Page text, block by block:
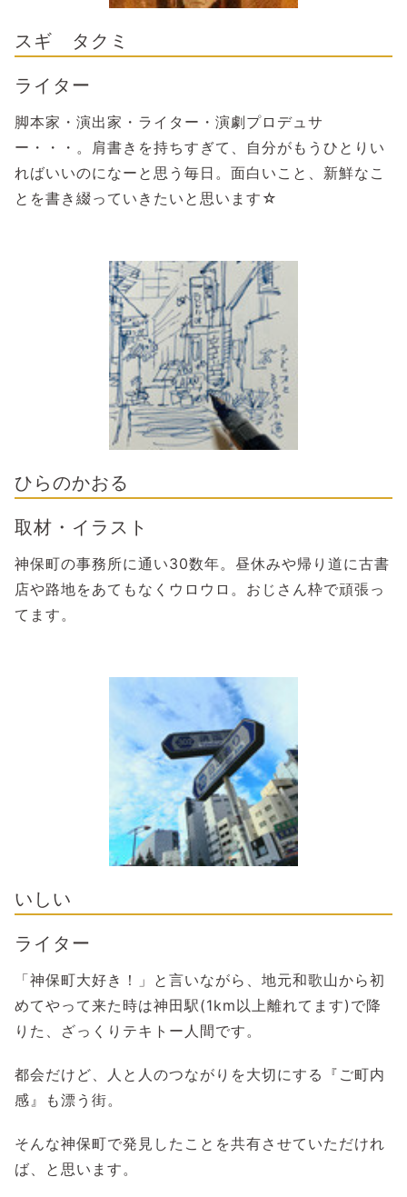
スギ タクミ
ライター
脚本家・演出家・ライター・演劇プロデュサ
ー・・・。肩書きを持ちすぎて、自分がもうひとりい
ればいいのになーと思う毎日。面白いこと、新鮮なこ
とを書き綴っていきたいと思います☆
ひらのかおる
取材・イラスト
神保町の事務所に通い30数年。昼休みや帰り道に古書
店や路地をあてもなくウロウロ。おじさん枠で頑張っ
てます。
いしい
ライター
「神保町大好き！」と言いながら、地元和歌山から初
めてやって来た時は神田駅(1km以上離れてます)で降
りた、ざっくりテキトー人間です。
都会だけど、人と人のつながりを大切にする『ご町内
感』も漂う街。
そんな神保町で発見したことを共有させていただけれ
ば、と思います。